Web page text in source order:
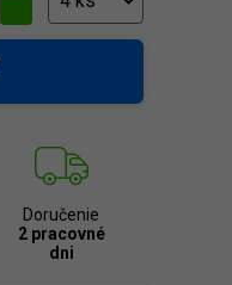
Doručenie
2 pracovné
dni